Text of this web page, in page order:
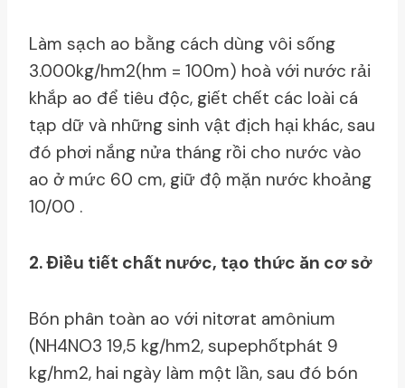
Làm sạch ao bằng cách dùng vôi sống
3.000kg/hm2(hm = 100m) hoà với nước rải
khắp ao để tiêu độc, giết chết các loài cá
tạp dữ và những sinh vật địch hại khác, sau
đó phơi nắng nửa tháng rồi cho nước vào
ao ở mức 60 cm, giữ độ mặn nước khoảng
10/00 .
2. Ðiều tiết chất nước, tạo thức ăn cơ sở
Bón phân toàn ao với nitơrat amônium
(NH4NO3 19,5 kg/hm2, supephốtphát 9
kg/hm2, hai ngày làm một lần, sau đó bón